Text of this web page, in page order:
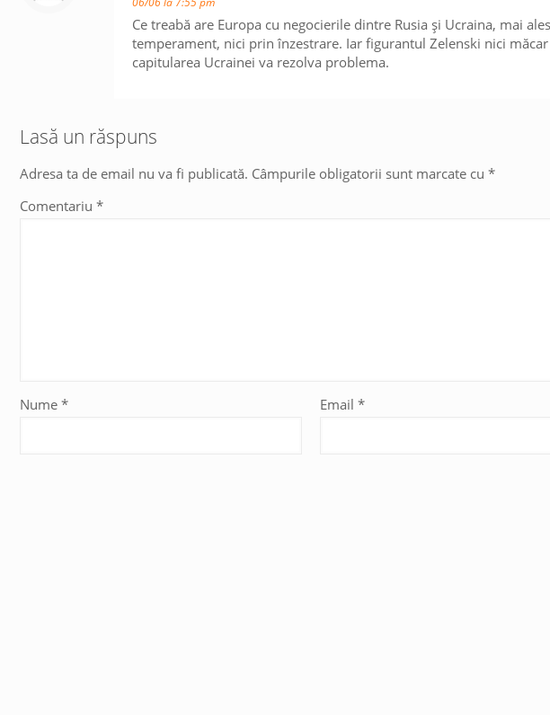
Ce treabă are Europa cu negocierile dintre Rusia și Ucraina, mai
temperament, nici prin înzestrare. Iar figurantul Zelenski nici
capitularea Ucrainei va rezolva problema.
Lasă un răspuns
Adresa ta de email nu va fi publicată. Câmpurile obligatorii sunt marcate cu *
Comentariu *
Nume * Email*